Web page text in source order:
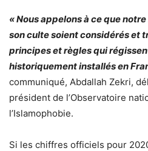
« Nous appelons à ce que
son culte soient considérés et
principes et règles qui
historiquement installés en
communiqué, Abdallah Zekri,
président de l’Observatoire
l’Islamophobie.
Si les chiffres officiels pour